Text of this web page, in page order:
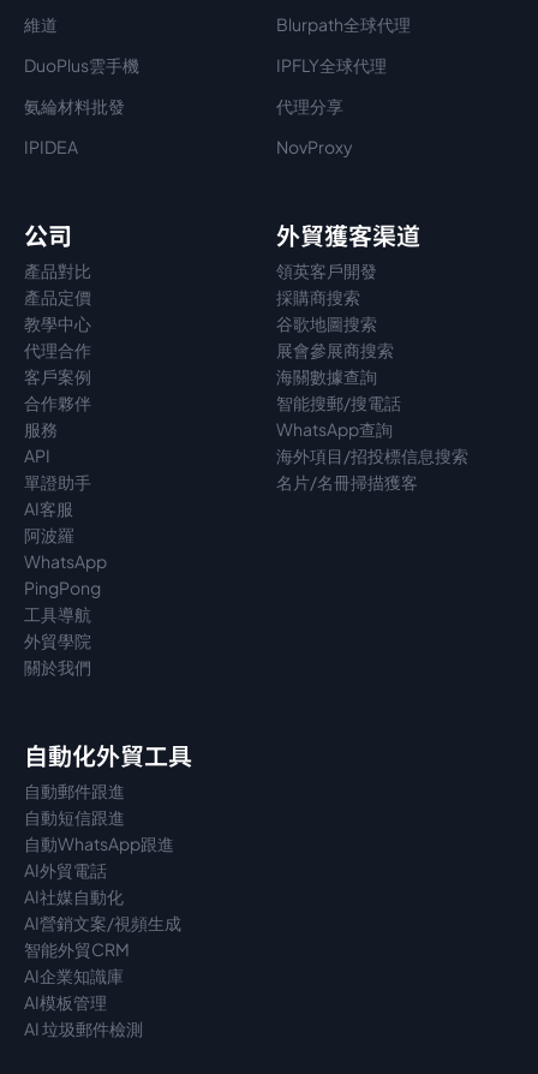
維道
Blurpath全球代理
DuoPlus雲手機
IPFLY全球代理
氨綸材料批發
代理分享
IPIDEA
NovProxy
公司
產品對比
產品定價
教學中心
代理合作
客戶案例
合作夥伴
服務
API
單證助手
AI客服
阿波羅
WhatsApp
PingPong
工具導航
外貿學院
關於我們
外貿獲客渠道
領英客戶開發
採購商搜索
谷歌地圖搜索
展會參展商搜索
海關數據查詢
智能搜郵/搜電話
WhatsApp查詢
海外項目/招投標信息搜索
名片/名冊掃描獲客
自動化外貿工具
自動郵件跟進
自動短信跟進
自動WhatsApp跟進
AI外貿電話
AI社媒自動化
AI營銷文案/視頻生成
智能外貿CRM
AI企業知識庫
AI模板管理
AI 垃圾郵件檢測